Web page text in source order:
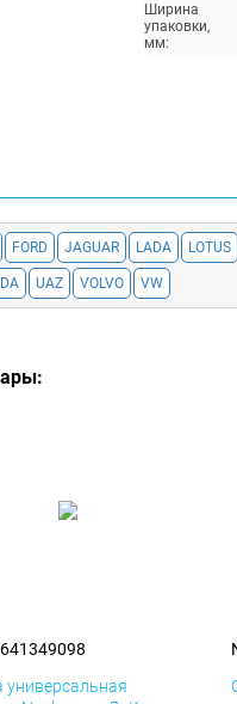
Ширина
упаковки,
мм:
FORD JAGUAR LADA LOTUS
UAZ VOLVO VW
универсальная